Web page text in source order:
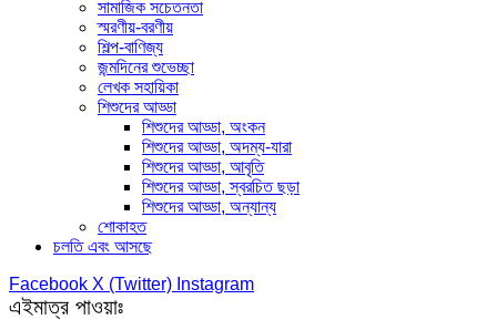
সামাজিক সচেতনতা
স্মরণীয়-বরণীয়
শিল্প-বাণিজ্য
জন্মদিনের শুভেচ্ছা
লেখক সহায়িকা
শিশুদের আড্ডা
শিশুদের আড্ডা, অংকন
শিশুদের আড্ডা, অদম্য-যারা
শিশুদের আড্ডা, আবৃতি
শিশুদের আড্ডা, স্বরচিত ছড়া
শিশুদের আড্ডা, অন্যান্য
শোকাহত
চলতি এবং আসছে
Facebook X (Twitter) Instagram
এইমাত্র পাওয়াঃ